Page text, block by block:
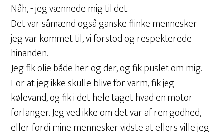
Nåh, - jeg vænnede mig til det.
Det var såmænd også ganske flinke mennesker
jeg var kommet til, vi forstod og respekterede
hinanden.
Jeg fik olie både her og der, og fik puslet om mig.
For at jeg ikke skulle blive for varm, fik jeg
kølevand, og fik i det hele taget hvad en motor
forlanger. Jeg ved ikke om det var af ren godhed,
eller fordi mine mennesker vidste at ellers ville jeg